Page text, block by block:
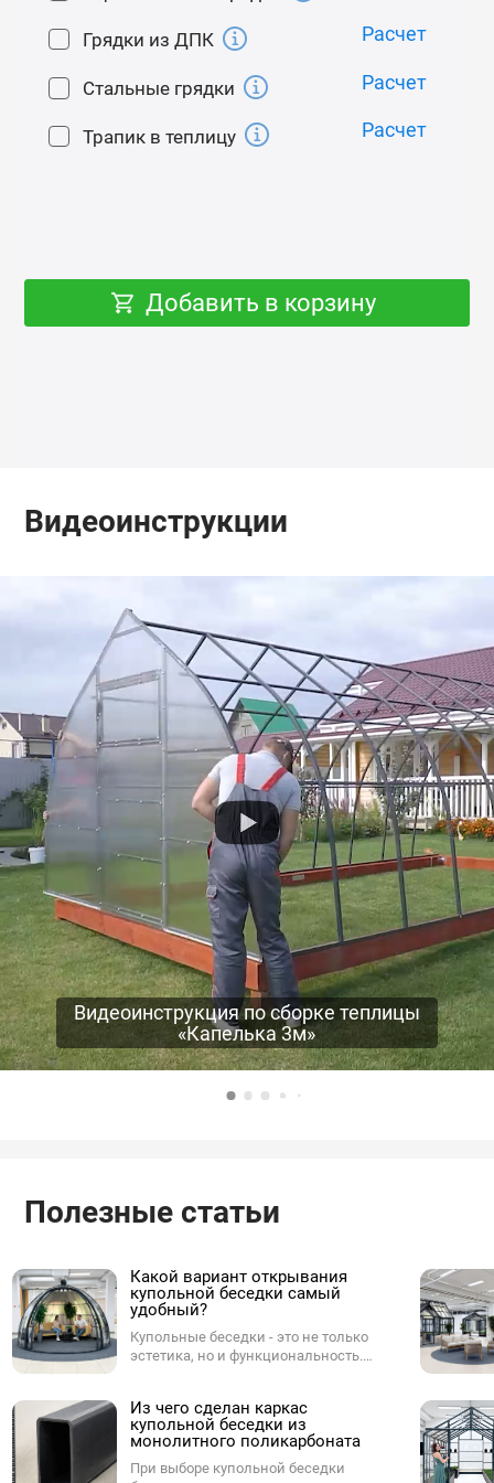
соседей;
3) Позволяет избегать случайного перетягивания
и продавливания поликарбоната саморезом при
позволяют выдерживать значительные снеговые
нагрузки.
обеспечивает легкость сборки, поэтому
большинство покупателей устанавливают
теплицу самостоятельно.
Наша компания настоятельно рекомендует
устанавливать теплицу на брус 150х100, 100х100.
Использование в качестве фундамента бруса
меньшего сечения, например, доски 100х50, не
рекомендуется, даже в целях крайней экономии.
Перед самостоятельной сборкой теплицы, Вы
можете посмотреть видеоинструкцию на нашем
сайте внизу страницы.
Подробный печатный вариант инструкции идет в
комплекте с каждой теплицей.
Видеоинструкции
Видеоинструкция по сборке теплицы
«Капелька 3м»
Грядки из ДПК Расчет
Стальные грядки Расчет
Трапик в теплицу Расчет
Добавить в корзину
Полезные статьи
Какой вариант открывания
купольной беседки самый
удобный?
Купольные беседки - это не только
эстетика, но и функциональность.
открывания. От него зависит,
насколько комфортно будет
пользоваться куполом в
повседневной жизни - будь то на
Из чего сделан каркас
купольной беседки из
монолитного поликарбоната
При выборе купольной беседки